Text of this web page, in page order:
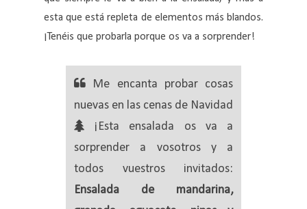
esta que está repleta de elementos más blandos.
¡Tenéis que probarla porque os va a sorprender!
Me encanta probar cosas
nuevas en las cenas de Navidad
¡Esta ensalada os va a
sorprender a vosotros y a
todos vuestros invitados:
Ensalada de mandarina,